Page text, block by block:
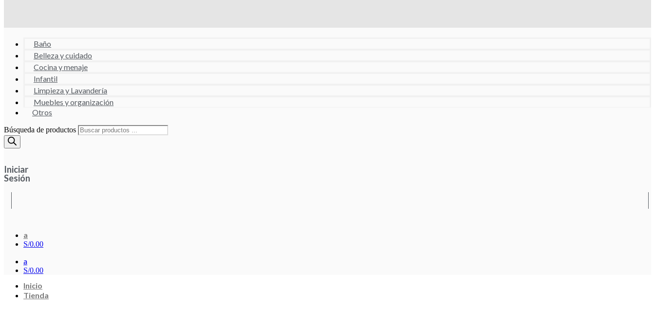
Baño
Belleza y cuidado
Cocina y menaje
Infantil
Limpieza y Lavandería
Muebles y organización
Otros
Búsqueda de productos
Iniciar
Sesión
a
S/0.00
a
S/0.00
Inicio
Tienda